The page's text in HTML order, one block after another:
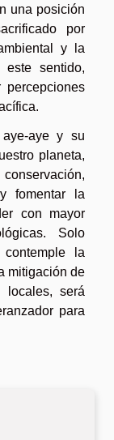
una posición
por
y la
este sentido,
percepciones
aye y su
planeta,
fomentar la
con mayor
Solo
la
mitigación de
locales, será
para